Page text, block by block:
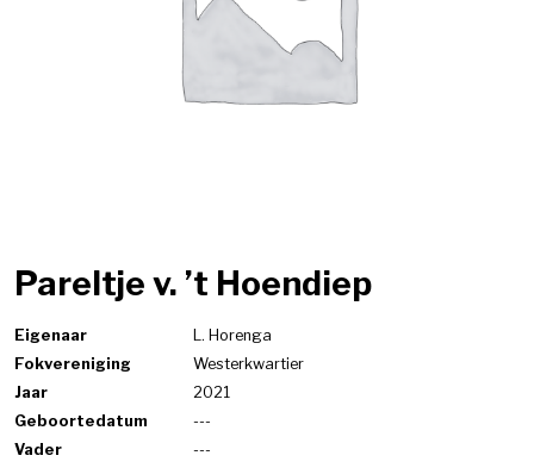
Pareltje v. ’t Hoendiep
Eigenaar
L. Horenga
Fokvereniging
Westerkwartier
Jaar
2021
Geboortedatum
---
Vader
---